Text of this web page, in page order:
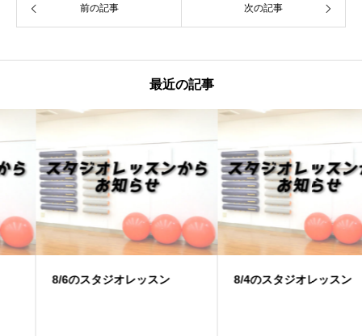
前の記事 次の記事
最近の記事
8/6のスタジオレッスン 8/4のスタジオレッスン